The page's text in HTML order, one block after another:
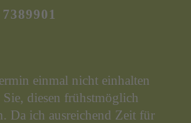
einmal nicht einhalten
diesen frühstmöglich
Da ich ausreichend Zeit für